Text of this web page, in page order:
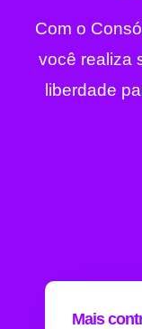
Com o
você realiza
liberdade
Mais